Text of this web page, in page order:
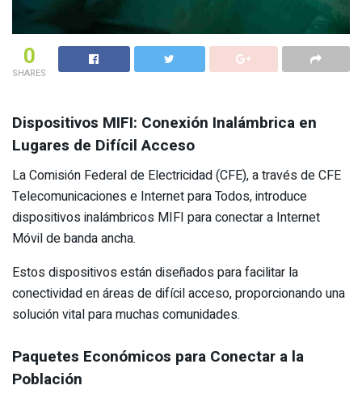
0
SHARES
Dispositivos MIFI: Conexión Inalámbrica en
Lugares de Difícil Acceso
La Comisión Federal de Electricidad (CFE), a través de CFE
Telecomunicaciones e Internet para Todos, introduce
dispositivos inalámbricos MIFI para conectar a Internet
Móvil de banda ancha.
Estos dispositivos están diseñados para facilitar la
conectividad en áreas de difícil acceso, proporcionando una
solución vital para muchas comunidades.
Paquetes Económicos para Conectar a la
Población